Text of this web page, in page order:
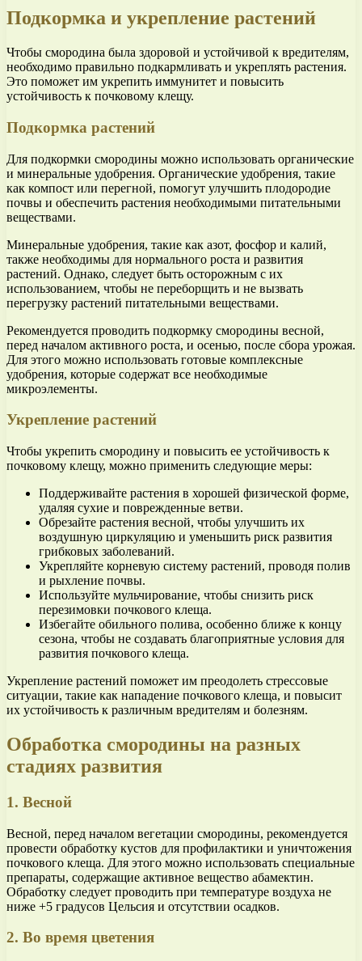
Подкормка и укрепление растений
Чтобы смородина была здоровой и устойчивой к вредителям,
необходимо правильно подкармливать и укреплять растения.
Это поможет им укрепить иммунитет и повысить
устойчивость к почковому клещу.
Подкормка растений
Для подкормки смородины можно использовать органические
и минеральные удобрения. Органические удобрения, такие
как компост или перегной, помогут улучшить плодородие
почвы и обеспечить растения необходимыми питательными
веществами.
Минеральные удобрения, такие как азот, фосфор и калий,
также необходимы для нормального роста и развития
растений. Однако, следует быть осторожным с их
использованием, чтобы не переборщить и не вызвать
перегрузку растений питательными веществами.
Рекомендуется проводить подкормку смородины весной,
перед началом активного роста, и осенью, после сбора урожая.
Для этого можно использовать готовые комплексные
удобрения, которые содержат все необходимые
микроэлементы.
Укрепление растений
Чтобы укрепить смородину и повысить ее устойчивость к
почковому клещу, можно применить следующие меры:
Поддерживайте растения в хорошей физической форме,
удаляя сухие и поврежденные ветви.
Обрезайте растения весной, чтобы улучшить их
воздушную циркуляцию и уменьшить риск развития
грибковых заболеваний.
Укрепляйте корневую систему растений, проводя полив
и рыхление почвы.
Используйте мульчирование, чтобы снизить риск
перезимовки почкового клеща.
Избегайте обильного полива, особенно ближе к концу
сезона, чтобы не создавать благоприятные условия для
развития почкового клеща.
Укрепление растений поможет им преодолеть стрессовые
ситуации, такие как нападение почкового клеща, и повысит
их устойчивость к различным вредителям и болезням.
Обработка смородины на разных
стадиях развития
1. Весной
Весной, перед началом вегетации смородины, рекомендуется
провести обработку кустов для профилактики и уничтожения
почкового клеща. Для этого можно использовать специальные
препараты, содержащие активное вещество абамектин.
Обработку следует проводить при температуре воздуха не
ниже +5 градусов Цельсия и отсутствии осадков.
2. Во время цветения